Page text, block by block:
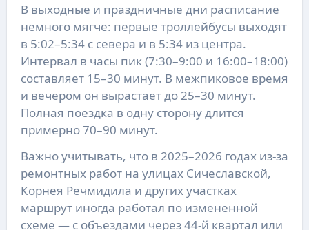
В выходные и праздничные дни расписание
немного мягче: первые троллейбусы выходят
в 5:02–5:34 с севера и в 5:34 из центра.
Интервал в часы пик (7:30–9:00 и 16:00–18:00)
составляет 15–30 минут. В межпиковое время
и вечером он вырастает до 25–30 минут.
Полная поездка в одну сторону длится
примерно 70–90 минут.
Важно учитывать, что в 2025–2026 годах из-за
ремонтных работ на улицах Сичеславской,
Корнея Речмидила и других участках
маршрут иногда работал по измененной
схеме — с объездами через 44-й квартал или